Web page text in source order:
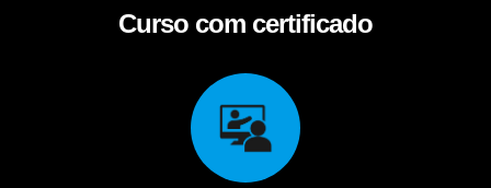
Curso com certificado